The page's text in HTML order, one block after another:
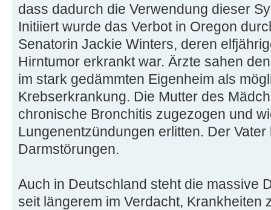
dass dadurch die Verwendung dieser
Initiiert wurde das Verbot in Oregon
Senatorin Jackie Winters, deren
Hirntumor erkrankt war. Ärzte sahen
im stark gedämmten Eigenheim als
Krebserkrankung. Die Mutter des
chronische Bronchitis zugezogen und
Lungenentzündungen erlitten. Der
Darmstörungen.
Auch in Deutschland steht die massive
seit längerem im Verdacht, Krankheiten